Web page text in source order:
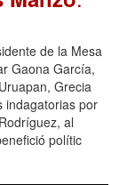
de la Mesa
Gaona García,
Grecia
indagatorias por
al
polític